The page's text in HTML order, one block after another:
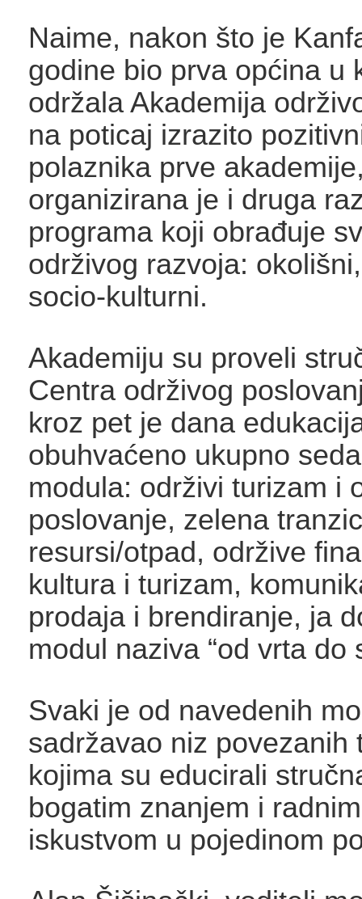
Naime, nakon što je
godine bio prva općina u
održala Akademija
na poticaj izrazito
polaznika prve
organizirana je i druga
programa koji obrađuje
održivog razvoja:
socio-kulturni.
Akademiju su proveli
Centra održivog
kroz pet je dana
obuhvaćeno ukupno
modula: održivi turizam i
poslovanje, zelena
resursi/otpad, održive
kultura i turizam,
prodaja i brendiranje, ja
modul naziva “od vrta do
Svaki je od navedenih
sadržavao niz povezanih
kojima su educirali
bogatim znanjem i
iskustvom u pojedinom